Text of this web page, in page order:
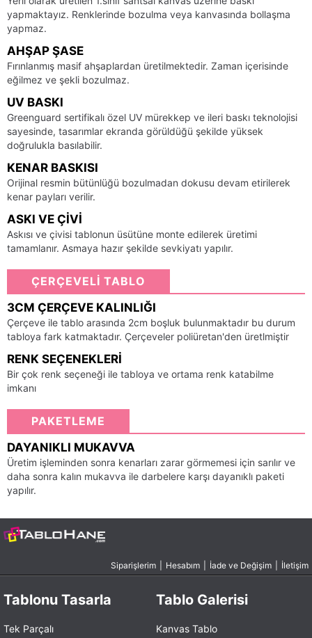
yapmaktayız. Renklerinde bozulma veya kanvasında bollaşma
yapmaz.
AHŞAP ŞASE
Fırınlanmış masif ahşaplardan üretilmektedir. Zaman içerisinde
eğilmez ve şekli bozulmaz.
UV BASKI
Greenguard sertifikalı özel UV mürekkep ve ileri baskı teknolojisi
sayesinde, tasarımlar ekranda görüldüğü şekilde yüksek
doğrulukla basılabilir.
KENAR BASKISI
Orijinal resmin bütünlüğü bozulmadan dokusu devam etirilerek
kenar payları verilir.
ASKI VE ÇIVI
Askısı ve çivisi tablonun üsütüne monte edilerek üretimi
tamamlanır. Asmaya hazır şekilde sevkiyatı yapılır.
ÇERÇEVELİ TABLO
3CM ÇERÇEVE KALINLIĞI
Çerçeve ile tablo arasında 2cm boşluk bulunmaktadır bu durum
tabloya fark katmaktadır. Çerçeveler poliüretan'den üretlmiştir
RENK SEÇENEKLERI
Bir çok renk seçeneği ile tabloya ve ortama renk katabilme
imkanı
PAKETLEME
DAYANIKLI MUKAVVA
Üretim işleminden sonra kenarları zarar görmemesi için sarılır ve
daha sonra kalın mukavva ile darbelere karşı dayanıklı paketi
yapılır.
Siparişlerim Hesabım İade ve Değişim İletişim
Tablonu Tasarla
Tek Parçalı
Tablo Galerisi
Kanvas Tablo